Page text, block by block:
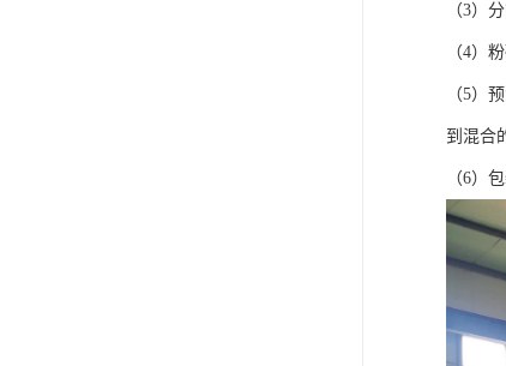
（3）
（4）
（5）
到混合
（6）